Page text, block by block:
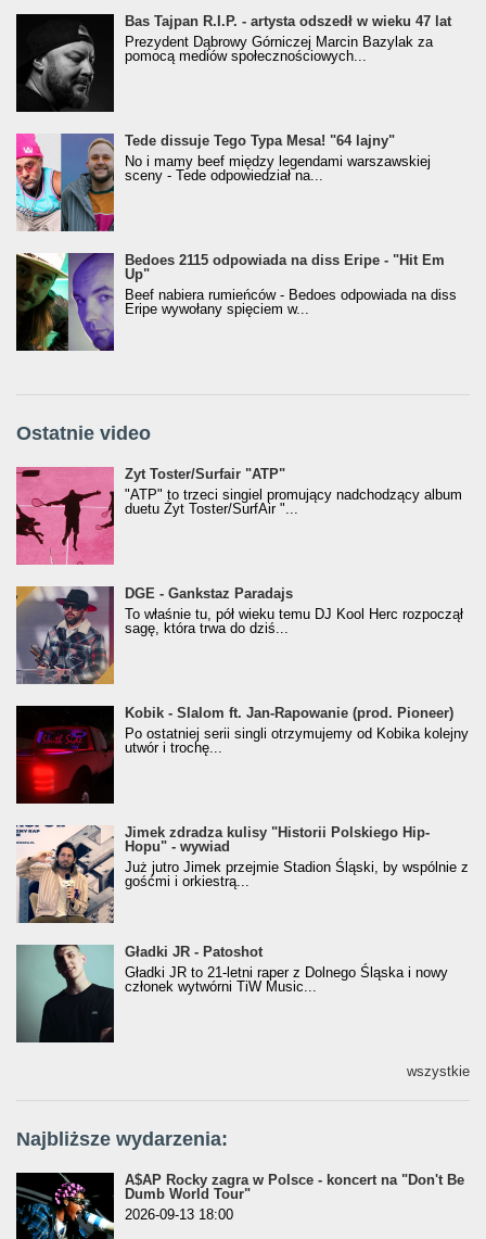
Bas Tajpan R.I.P. - artysta odszedł w wieku 47 lat
Prezydent Dąbrowy Górniczej Marcin Bazylak za
pomocą mediów społecznościowych...
Tede dissuje Tego Typa Mesa! "64 lajny"
No i mamy beef między legendami warszawskiej
sceny - Tede odpowiedział na...
Bedoes 2115 odpowiada na diss Eripe - "Hit Em
Up"
Beef nabiera rumieńców - Bedoes odpowiada na diss
Eripe wywołany spięciem w...
Ostatnie video
Żyt Toster/SurfAir - ATP VIDEO
Żyt Toster/Surfair "ATP"
"ATP" to trzeci singiel promujący nadchodzący album
duetu Żyt Toster/SurfAir "...
donGURALesko z nagrodą za
Klasyczny/Trueschoolowy Album Roku
(Popkillery 2023)
DGE - Gankstaz Paradajs
To właśnie tu, pół wieku temu DJ Kool Herc rozpoczął
sagę, która trwa do dziś...
Kobik - Slalom ft. Jan-Rapowanie (prod. Pioneer)
[Official Music Visualiser]
Kobik - Slalom ft. Jan-Rapowanie (prod. Pioneer)
Po ostatniej serii singli otrzymujemy od Kobika kolejny
utwór i trochę...
Jimek zdradza kulisy "Historii Polskiego Hip-
Hopu" - wywiad
Jimek zdradza kulisy "Historii Polskiego Hip-
Hopu" - wywiad
Już jutro Jimek przejmie Stadion Śląski, by wspólnie z
gośćmi i orkiestrą...
Gładki JR - Patoshot
Gładki JR - Patoshot
Gładki JR to 21-letni raper z Dolnego Śląska i nowy
członek wytwórni TiW Music...
wszystkie
Najbliższe wydarzenia:
A$AP Rocky zagra w Polsce - koncert na "Don't Be
Dumb World Tour"
2026-09-13 18:00